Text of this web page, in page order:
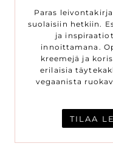
Paras
suolaisiin hetkiin.
ja
innoittamana.
kreemejä ja
erilaisia
vegaanista
TILAA